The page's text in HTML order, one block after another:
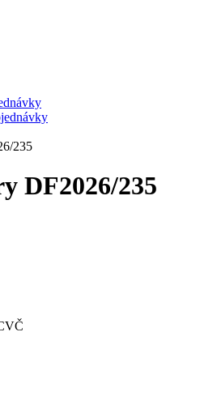
235
DF2026/235